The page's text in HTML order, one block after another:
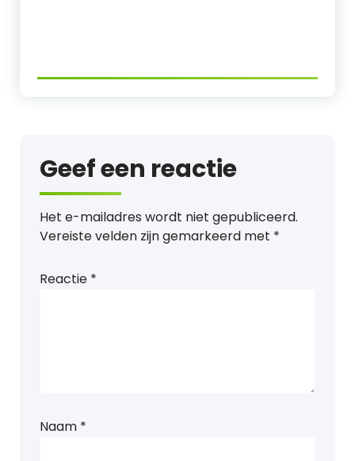
Geef een reactie
Het e-mailadres wordt niet gepubliceerd.
Vereiste velden zijn gemarkeerd met *
Reactie *
Naam *